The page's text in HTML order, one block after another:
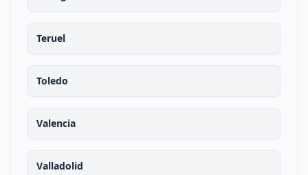
Teruel
Toledo
Valencia
Valladolid